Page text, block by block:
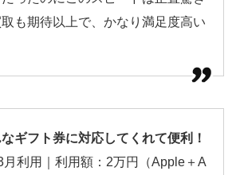
も期待以上で、かなり満足度高い
ギフト券に対応してくれて便利！
利用｜利用額：2万円（Apple＋A